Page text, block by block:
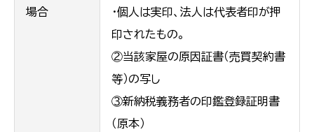
場合
・個人は実印、法人は代表者印が押
印されたもの。
②当該家屋の原因証書（売買契約書
等）の写し
③新納税義務者の印鑑登録証明書
（原本）